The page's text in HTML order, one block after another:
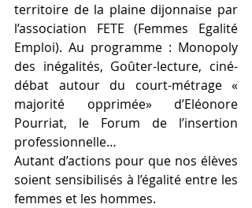
territoire de la plaine dijonnaise par
l’association FETE (Femmes Egalité
Emploi). Au programme : Monopoly
des inégalités, Goûter-lecture, ciné-
débat autour du court-métrage «
majorité opprimée» d’Eléonore
Pourriat, le Forum de l’insertion
professionnelle…
Autant d’actions pour que nos élèves
soient sensibilisés à l’égalité entre les
femmes et les hommes.